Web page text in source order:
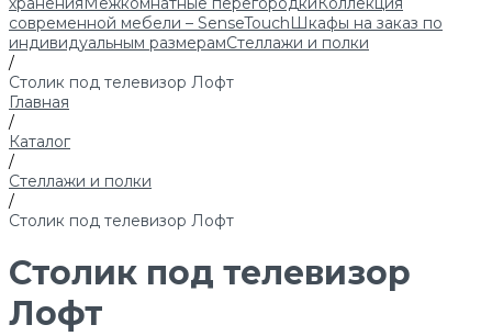
современной мебели – SenseTouchШкафы на заказ по
индивидуальным размерамСтеллажи и полки
/
Столик под телевизор Лофт
Главная
/
Каталог
/
Стеллажи и полки
/
Столик под телевизор Лофт
Столик под телевизор
Лофт